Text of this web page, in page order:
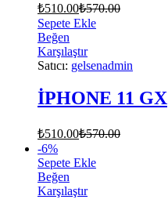
₺510.00₺570.00
Sepete Ekle
Beğen
Karşılaştır
Satıcı: gelsenadmin
İPHONE 11 GX
₺510.00₺570.00
-6%
Sepete Ekle
Beğen
Karşılaştır